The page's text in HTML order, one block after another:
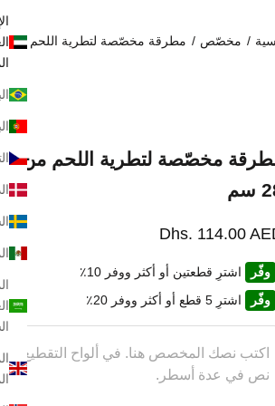
/ مخصّص / مطرقة مخصّصة لتطرية اللحم من خشب
مخصّصة لتطرية اللحم من
سم
بعد الخصم
Dhs. 114.00
وفّر
اشترِ قطعتين أو أكثر ووفر 10٪
وفّر
اشترِ 5 قطع أو أكثر ووفر 20٪